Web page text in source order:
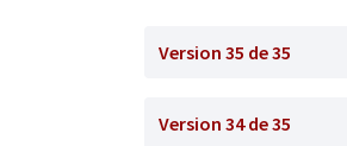
Version 35 de 35
Version 34 de 35